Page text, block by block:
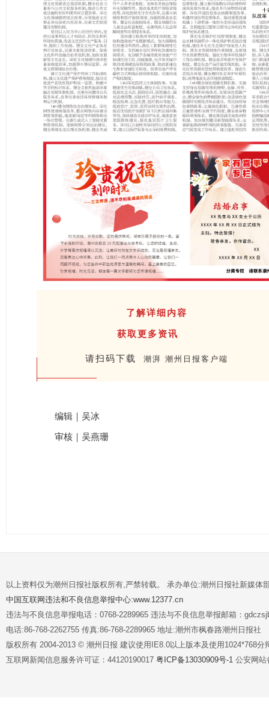
了解详细内容
获取更多资讯
请扫码下载 潮湃 潮州日报客户端
编辑｜吴冰
审核｜吴燕珊
以上资料仅为潮州日报社版权所有,严禁转载。 承办单位:潮州日报社新媒体
中国互联网违法和不良信息举报中心:www.12377.cn
违法与不良信息举报电话：0768-2289965 违法与不良信息举报邮箱：
电话:86-768-2262755 传真:86-768-2289965 地址:潮州市枫春路潮州日报社
版权所有 2004-2013 © 潮州日报 建议使用IE8.0以上版本及使用1024*768分
互联网新闻信息服务许可证：44120190017 粤ICP备13030909号-1 公安网站